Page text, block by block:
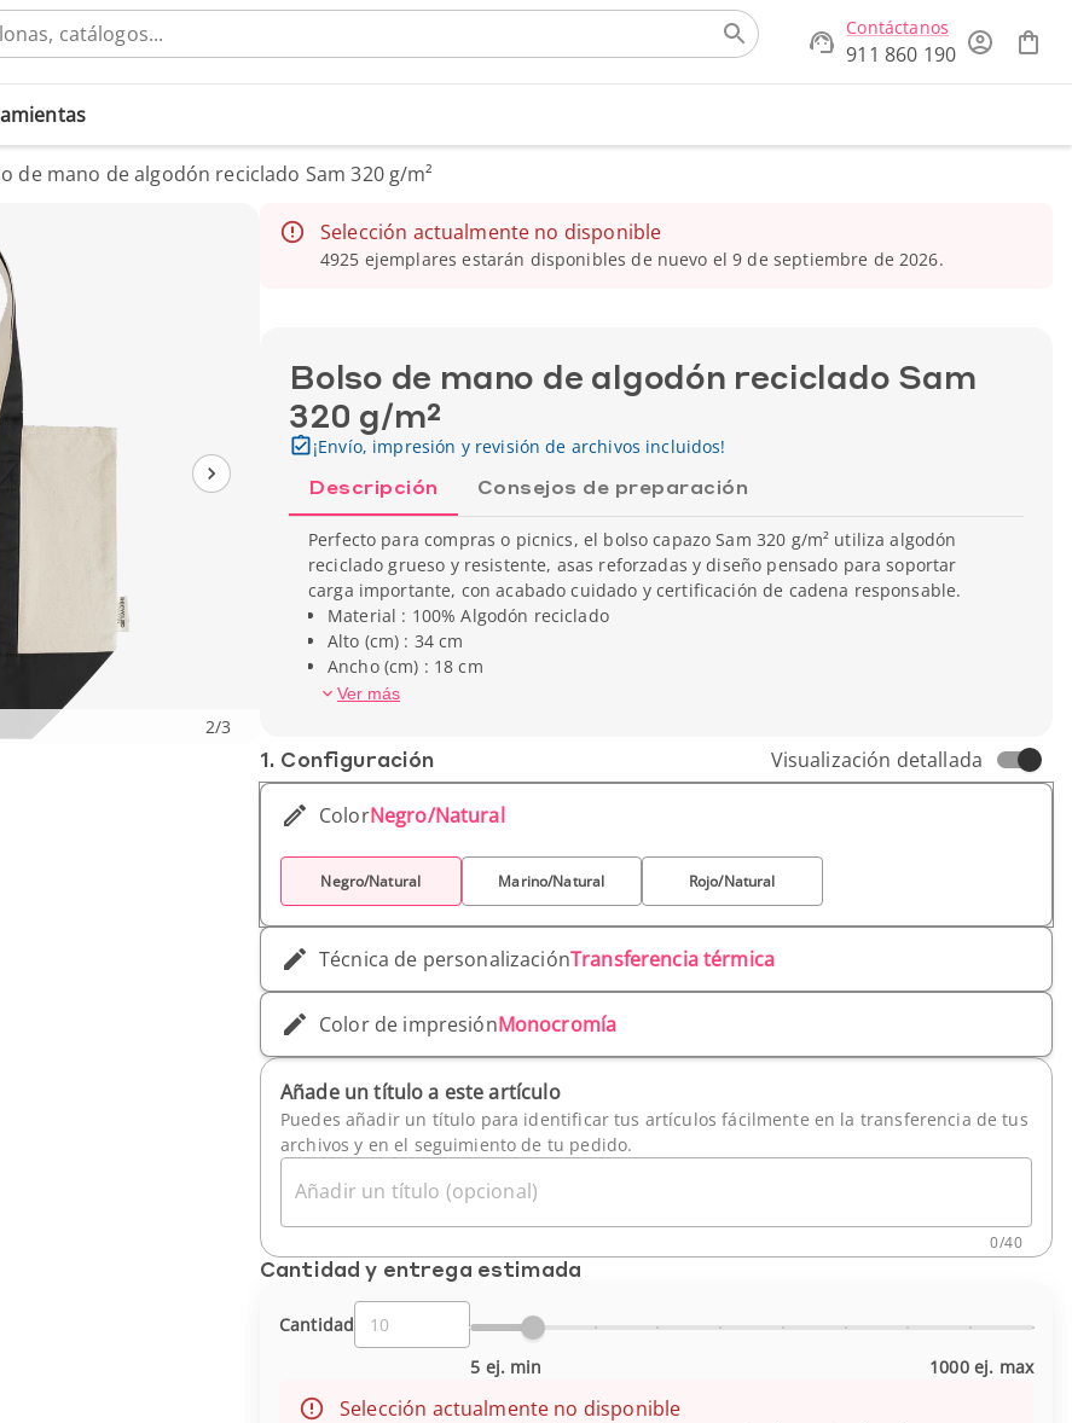
Contáctanos
911 860 190
de mano de algodón reciclado Sam 320 g/m²
2/3
Selección actualmente no disponible
4925 ejemplares estarán disponibles de nuevo el 9 de septiembre de 2026.
Bolso de mano de algodón reciclado Sam
320 g/m²
¡Envío, impresión y revisión de archivos incluidos!
Descripción Consejos de preparación
Perfecto para compras o picnics, el bolso capazo Sam 320 g/m² utiliza algodón
reciclado grueso y resistente, asas reforzadas y diseño pensado para soportar
carga importante, con acabado cuidado y certificación de cadena responsable.
Material : 100% Algodón reciclado
Alto (cm) : 34 cm
Ancho (cm) : 18 cm
Profundidad (cm) : 48 cm
Ver más
1. Conf­iguración Visualización detallada
ColorNegro/Natural
Negro/Natural Marino/Natural Rojo/Natural
Técnica de personalizaciónTransferencia térmica
Color de impresiónMonocromía
Añade un título a este artículo
Puedes añadir un título para identificar tus artículos fácilmente en la transferencia de tus
archivos y en el seguimiento de tu pedido.
Añadir un título (opcional)
0/40
Cantidad y entrega estimada
Cantidad
5 ej. min
1000 ej. max
Selección actualmente no disponible